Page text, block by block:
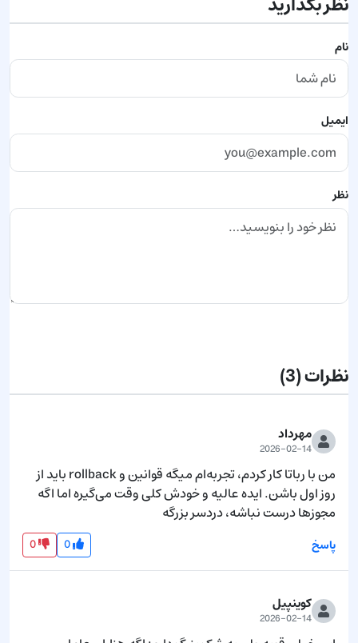
نام
ایمیل
نظر
نظرات(3)
مهرداد
2026-02-14
من با رباتا کار کردم، تجربه‌ام میگه قوانین و rollback باید از
مجوزها درست نباشه، دردسر بزرگه
پاسخ 0
0
کوینپیل
2026-02-14